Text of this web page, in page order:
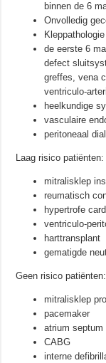
binnen de 6
Onvolledig
de eerste 6
defect
greffes, vena
ventriculo-
heelkundige
vasculaire
peritoneaal
Laag risico patiënten:
mitralisklep
reumatisch
hypertrofe
ventriculo-
harttransplant
gematigde
Geen risico patiënten:
mitralisklep
pacemaker
atrium septum
CABG
interne